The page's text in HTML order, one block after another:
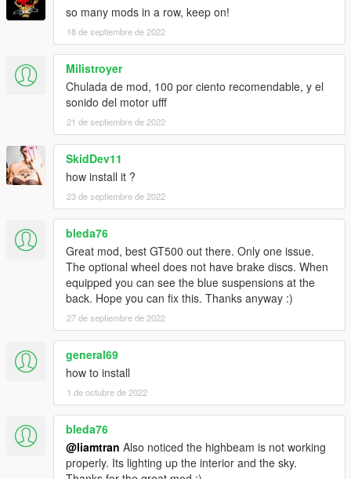
so many mods in a row, keep on!
18 de septiembre de 2022
Milistroyer
Chulada de mod, 100 por ciento recomendable, y el
sonido del motor ufff
21 de septiembre de 2022
SkidDev11
how install it ?
23 de septiembre de 2022
bleda76
Great mod, best GT500 out there. Only one issue.
The optional wheel does not have brake discs. When
equipped you can see the blue suspensions at the
back. Hope you can fix this. Thanks anyway :)
27 de septiembre de 2022
general69
how to install
1 de octubre de 2022
bleda76
@liamtran Also noticed the highbeam is not working
properly. Its lighting up the interior and the sky.